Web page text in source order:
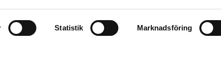
Statistik Marknadsföring